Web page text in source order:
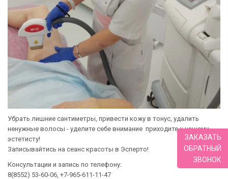
Убрать лишние сантиметры, привести кожу в тонус, удалить
ненужные волосы - уделите себе внимание приходите к нашему
эстетисту!
Записывайтись на сеанс красоты в Эсперто!
Консультации и запись по телефону:
8(8552) 53-60-06, +7-965-611-11-47
ЗАКАЗАТЬ
ОБРАТНЫЙ
ЗВОНОК